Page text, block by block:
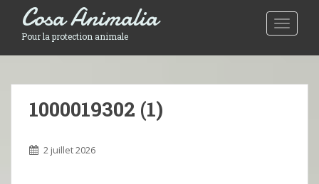
Toggle
Cosa Animalia
Pour la protection animale
1000019302 (1)
2 juillet 2026